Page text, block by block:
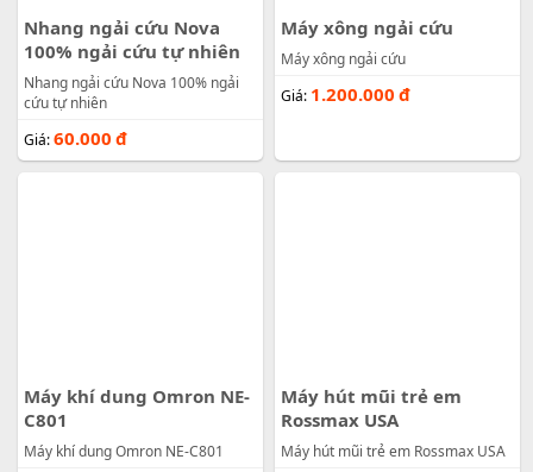
Nhang ngải cứu Nova
100% ngải cứu tự nhiên
Nhang ngải cứu Nova 100% ngải
cứu tự nhiên
Giá:60.000 đ
Máy xông ngải cứu
Máy xông ngải cứu
Giá: 1.200.000 đ
Máy khí dung Omron NE-
C801
Máy khí dung Omron NE-C801
Máy hút mũi trẻ em
Rossmax USA
Máy hút mũi trẻ em Rossmax USA